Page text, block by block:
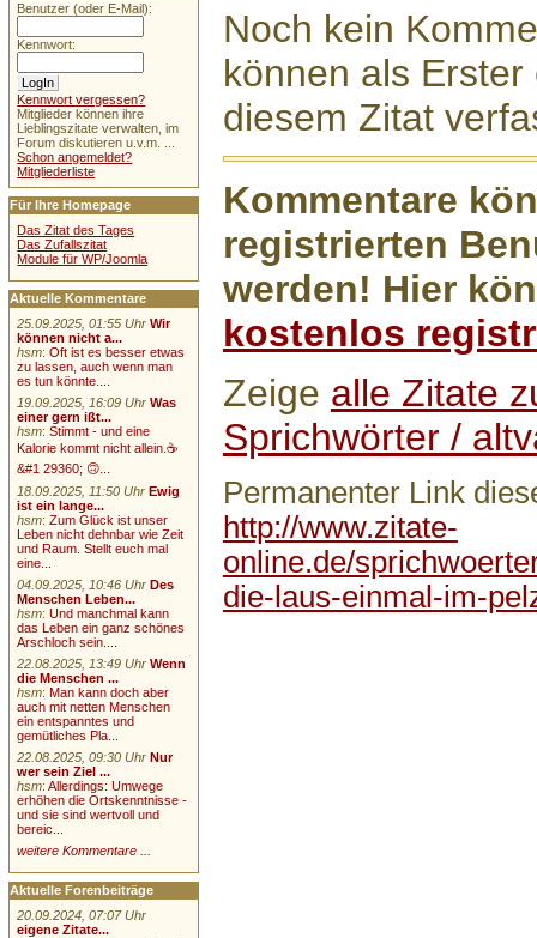
Noch kein
können als
diesem Zitat
Kommentare
registrierten
werden! Hier
kostenlos
Zeige alle Zitate
Sprichwörter /
Permanenter Link
http://www.zitate-
online.de/
die-laus-einmal-im-
Benutzer (oder E-Mail):
Kennwort:
Kennwort vergessen?
Mitglieder können ihre
Lieblingszitate verwalten, im
Forum diskutieren u.v.m. ...
Schon angemeldet?
Mitgliederliste
Für Ihre Homepage
Das Zitat des Tages
Das Zufallszitat
Module für WP/Joomla
Aktuelle Kommentare
25.09.2025, 01:55 Uhr Wir
können nicht a...
hsm:Oft ist es besser etwas
zu lassen, auch wenn man
es tun könnte....
19.09.2025, 16:09 Uhr Was
einer gern ißt...
hsm:Stimmt - und eine
Kalorie kommt nicht allein.☕
&#1 29360; 🙃...
18.09.2025, 11:50 Uhr Ewig
ist ein lange...
hsm:Zum Glück ist unser
Leben nicht dehnbar wie Zeit
und Raum. Stellt euch mal
eine...
04.09.2025, 10:46 Uhr Des
Menschen Leben...
hsm:Und manchmal kann
das Leben ein ganz schönes
Arschloch sein....
22.08.2025, 13:49 Uhr Wenn
die Menschen ...
hsm:Man kann doch aber
auch mit netten Menschen
ein entspanntes und
gemütliches Pla...
22.08.2025, 09:30 Uhr Nur
wer sein Ziel ...
hsm:Allerdings: Umwege
erhöhen die Ortskenntnisse -
und sie sind wertvoll und
bereic...
weitere Kommentare ...
Aktuelle Forenbeiträge
20.09.2024, 07:07 Uhr
eigene Zitate...